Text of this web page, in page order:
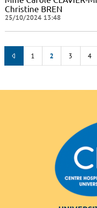
Christine BREN
25/10/2024 13:48
1 2 3 4